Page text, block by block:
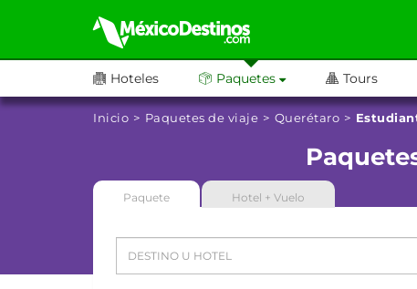
Hoteles Paquetes Tours
Inicio Paquetes de viaje Querétaro
Paquete Hotel + Vuelo